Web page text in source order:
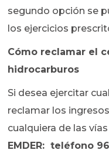
segundo opción se
los ejercicios
Cómo reclamar el
hidrocarburos
Si desea ejercitar
reclamar los
cualquiera de las
EMDER: teléfono